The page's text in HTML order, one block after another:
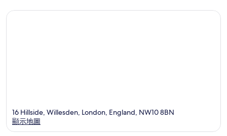
16 Hillside, Willesden, London, England, NW10 8BN
顯示地圖